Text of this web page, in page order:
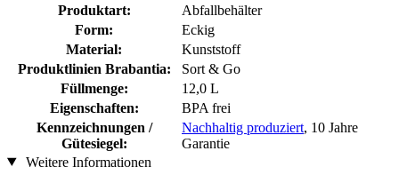
Produktart:
Abfallbehälter
Form:
Eckig
Material:
Kunststoff
Produktlinien Brabantia:
Sort & Go
Füllmenge:
12,0 L
Eigenschaften:
BPA frei
Kennzeichnungen /
Gütesiegel:
Nachhaltig produziert, 10 Jahre
Garantie
Weitere Informationen